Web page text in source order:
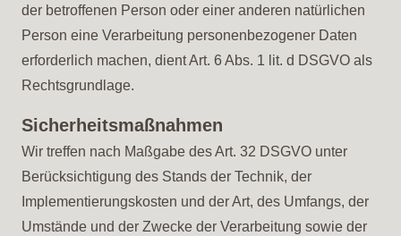
der betroffenen Person oder einer anderen natürlichen
Person eine Verarbeitung personenbezogener Daten
erforderlich machen, dient Art. 6 Abs. 1 lit. d DSGVO als
Rechtsgrundlage.
Sicherheitsmaßnahmen
Wir treffen nach Maßgabe des Art. 32 DSGVO unter
Berücksichtigung des Stands der Technik, der
Implementierungskosten und der Art, des Umfangs, der
Umstände und der Zwecke der Verarbeitung sowie der